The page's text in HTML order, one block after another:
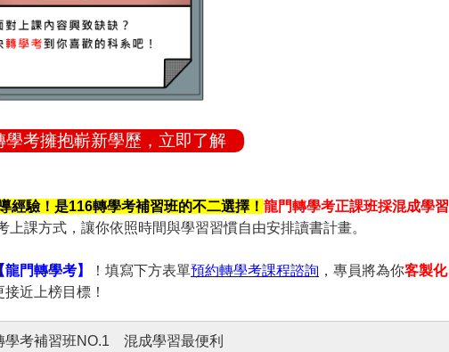
學考擁抱嶄新學歷，立即了解
經驗！是116轉學考補習班的不二選擇！ 龍門轉學考正課班採混成學習
上課方式，讓你依照時間與學習習慣自由安排讀書計畫。
龍門轉學考】 ！填寫下方表單預約轉學考課程諮詢 ，專員將為你客製化
接近上榜目標！
學考補習班NO.1 混成學習最便利